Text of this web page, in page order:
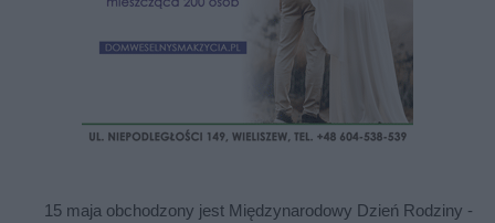
15 maja obchodzony jest Międzynarodowy Dzień Rodziny -